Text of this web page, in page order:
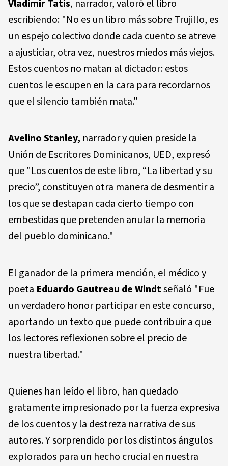
Vladimir Tatis, narrador, valoró el libro
escribiendo: "No es un libro más sobre Trujillo, es
un espejo colectivo donde cada cuento se atreve
a ajusticiar, otra vez, nuestros miedos más viejos.
Estos cuentos no matan al dictador: estos
cuentos le escupen en la cara para recordarnos
que el silencio también mata."
Avelino Stanley, narrador y quien preside la
Unión de Escritores Dominicanos, UED, expresó
que "Los cuentos de este libro, “La libertad y su
precio”, constituyen otra manera de desmentir a
los que se destapan cada cierto tiempo con
embestidas que pretenden anular la memoria
del pueblo dominicano."
El ganador de la primera mención, el médico y
poeta Eduardo Gautreau de Windtseñaló "Fue
un verdadero honor participar en este concurso,
aportando un texto que puede contribuir a que
los lectores reflexionen sobre el precio de
nuestra libertad."
Quienes han leído el libro, han quedado
gratamente impresionado por la fuerza expresiva
de los cuentos y la destreza narrativa de sus
autores. Y sorprendido por los distintos ángulos
explorados para un hecho crucial en nuestra